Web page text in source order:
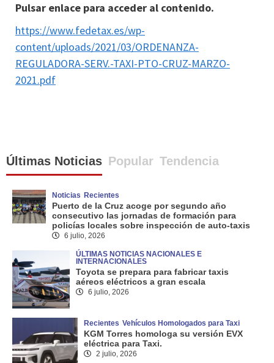
Pulsar enlace para acceder al contenido.
https://www.fedetax.es/wp-
content/uploads/2021/03/ORDENANZA-
REGULADORA-SERV.-TAXI-PTO-CRUZ-MARZO-
2021.pdf
Últimas Noticias Popular Tendencia
Noticias Recientes
Puerto de la Cruz acoge por segundo año
consecutivo las jornadas de formación para
policías locales sobre inspección de auto-taxis
6 julio, 2026
ÚLTIMAS NOTICIAS NACIONALES E
INTERNACIONALES
Toyota se prepara para fabricar taxis
aéreos eléctricos a gran escala
6 julio, 2026
Recientes Vehículos Homologados para Taxi
KGM Torres homologa su versión EVX
eléctrica para Taxi.
2 julio, 2026